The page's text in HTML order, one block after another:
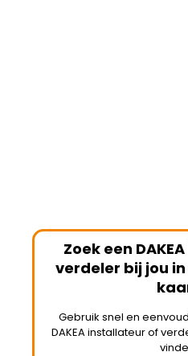
Zoek een
verdeler bij jou
Gebruik snel en
DAKEA installateur of